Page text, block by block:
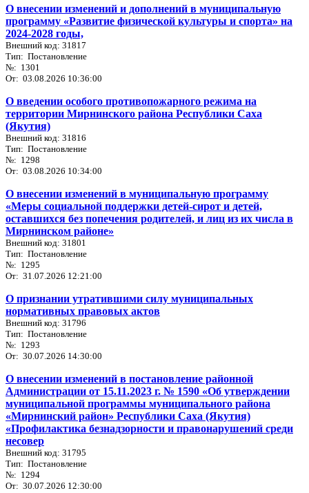
О внесении изменений и дополнений в муниципальную
программу «Развитие физической культуры и спорта» на
2024-2028 годы,
Внешний код: 31817
Тип: Постановление
№: 1301
От: 03.08.2026 10:36:00
О введении особого противопожарного режима на
территории Мирнинского района Республики Саха
(Якутия)
Внешний код: 31816
Тип: Постановление
№: 1298
От: 03.08.2026 10:34:00
О внесении изменений в муниципальную программу
«Меры социальной поддержки детей-сирот и детей,
оставшихся без попечения родителей, и лиц из их числа в
Мирнинском районе»
Внешний код: 31801
Тип: Постановление
№: 1295
От: 31.07.2026 12:21:00
О признании утратившими силу муниципальных
нормативных правовых актов
Внешний код: 31796
Тип: Постановление
№: 1293
От: 30.07.2026 14:30:00
О внесении изменений в постановление районной
Администрации от 15.11.2023 г. № 1590 «Об утверждении
муниципальной программы муниципального района
«Мирнинский район» Республики Саха (Якутия)
«Профилактика безнадзорности и правонарушений среди
несовер
Внешний код: 31795
Тип: Постановление
№: 1294
От: 30.07.2026 12:30:00